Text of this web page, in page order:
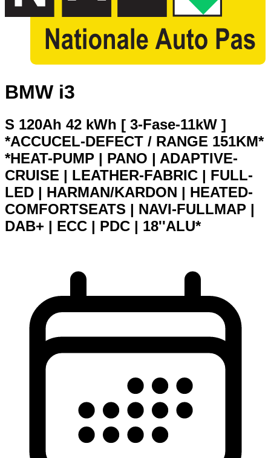
BMW i3
S 120Ah 42 kWh [ 3-Fase-11kW ]
*ACCUCEL-DEFECT / RANGE 151KM*
*HEAT-PUMP | PANO | ADAPTIVE-
CRUISE | LEATHER-FABRIC | FULL-
LED | HARMAN/KARDON | HEATED-
COMFORTSEATS | NAVI-FULLMAP |
DAB+ | ECC | PDC | 18''ALU*